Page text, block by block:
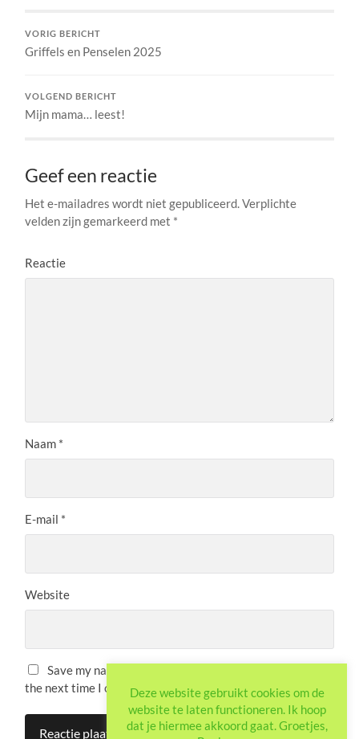
VORIG BERICHT
Griffels en Penselen 2025
VOLGEND BERICHT
Mijn mama… leest!
Geef een reactie
Het e-mailadres wordt niet gepubliceerd. Verplichte
velden zijn gemarkeerd met *
Reactie
Naam *
E-mail *
Website
Save my name, email, and website in this browser for
the next time I comment.Deze website gebruikt cookies om de
website te laten functioneren. Ik hoop
dat je hiermee akkoord gaat. Groetjes,